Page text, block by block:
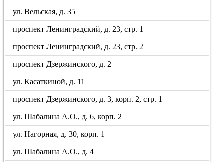
ул. Вельская, д. 35
проспект Ленинградский, д. 23, стр. 1
проспект Ленинградский, д. 23, стр. 2
проспект Дзержинского, д. 2
ул. Касаткиной, д. 11
проспект Дзержинского, д. 3, корп. 2, стр. 1
ул. Шабалина А.О., д. 6, корп. 2
ул. Нагорная, д. 30, корп. 1
ул. Шабалина А.О., д. 4